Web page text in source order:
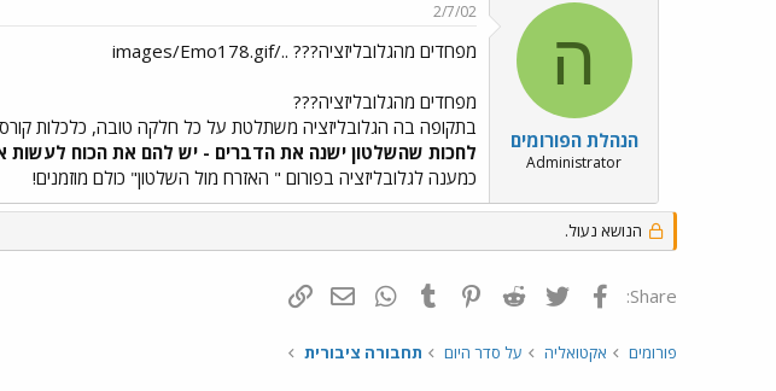
ב
ת
א
ר
ך
ה
הנהלת הפורומים
Administrator
2/7/02
מפחדים מהגלובליזציה??? ../images/Emo178.gif
מפחדים מהגלובליזציה???
בתקופה בה הגלובליזציה משתלטת על כל חלקה טובה, כלכלות
לחכות שהשלטון ישנה את הדברים - יש להם את הכוח
כמענה לגלובליזציה בפורום " האזרח מול השלטון" כולם מוזמנים!
הנושא נעול.
Share: פייסבוק Twitter
Reddit
Pinterest
Tumblr
WhatsAppדואר אלקטרוני
פורומים אקטואליה על סדר היום תחבורה ציבורית